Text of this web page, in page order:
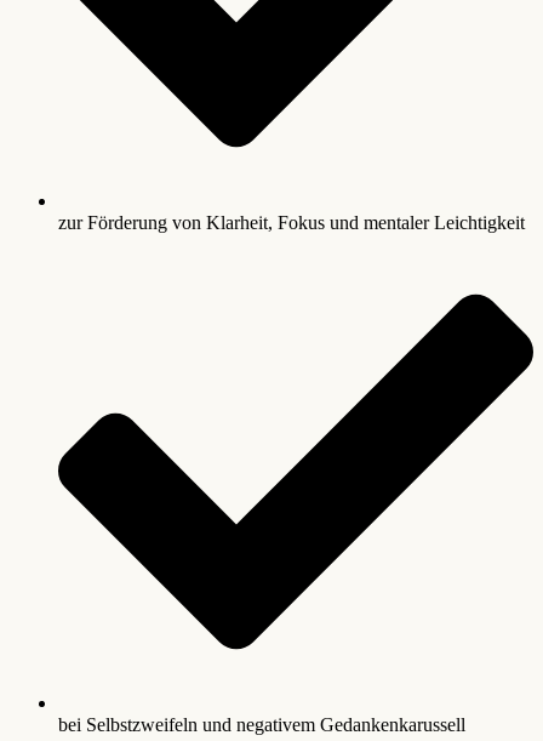
zur Förderung von Klarheit, Fokus und mentaler Leichtigkeit
bei Selbstzweifeln und negativem Gedankenkarussell